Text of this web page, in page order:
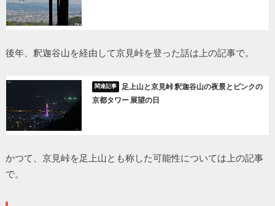
後年、釈迦谷山を経由して京見峠を登った話は上の記事で。
足上山と京見峠 釈迦谷山の夜景とピンクの
京都タワー 展望の日
かつて、京見峠を足上山とも称した可能性については上の記事
で。